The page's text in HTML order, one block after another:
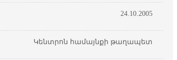
24.10.2005
Կենտրոն համայնքի թաղապետ